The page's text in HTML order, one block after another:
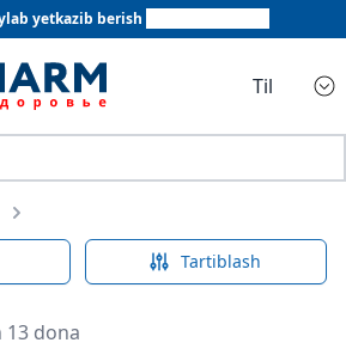
yetkazib berish
Til
Tartiblash
13 dona